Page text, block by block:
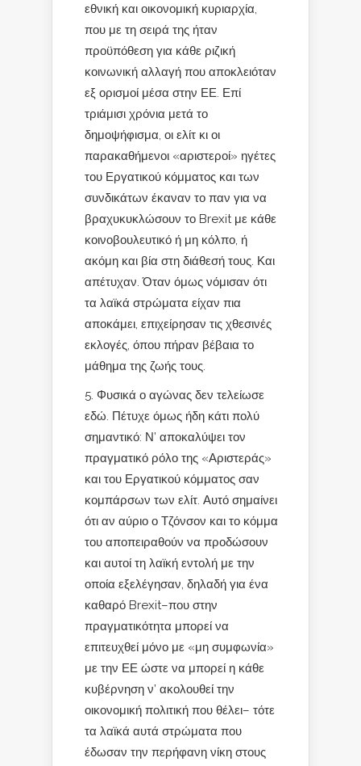
εθνική και οικονομική κυριαρχία,
που με τη σειρά της ήταν
προϋπόθεση για κάθε ριζική
κοινωνική αλλαγή που αποκλειόταν
εξ ορισμοί μέσα στην ΕΕ. Επί
τριάμισι χρόνια μετά το
δημοψήφισμα, οι ελίτ κι οι
παρακαθήμενοι «αριστεροί» ηγέτες
του Εργατικού κόμματος και των
συνδικάτων έκαναν το παν για να
βραχυκυκλώσουν το Brexit με κάθε
κοινοβουλευτικό ή μη κόλπο, ή
ακόμη και βία στη διάθεσή τους. Και
απέτυχαν. Όταν όμως νόμισαν ότι
τα λαϊκά στρώματα είχαν πια
αποκάμει, επιχείρησαν τις χθεσινές
εκλογές, όπου πήραν βέβαια το
μάθημα της ζωής τους.
5. Φυσικά ο αγώνας δεν τελείωσε
εδώ. Πέτυχε όμως ήδη κάτι πολύ
σημαντικό: Ν’ αποκαλύψει τον
πραγματικό ρόλο της «Αριστεράς»
και του Εργατικού κόμματος σαν
κομπάρσων των ελίτ. Αυτό σημαίνει
ότι αν αύριο ο Τζόνσον και το κόμμα
του αποπειραθούν να προδώσουν
και αυτοί τη λαϊκή εντολή με την
οποία εξελέγησαν, δηλαδή για ένα
καθαρό Brexit–που στην
πραγματικότητα μπορεί να
επιτευχθεί μόνο με «μη συμφωνία»
με την ΕΕ ώστε να μπορεί η κάθε
κυβέρνηση ν’ ακολουθεί την
οικονομική πολιτική που θέλει– τότε
τα λαϊκά αυτά στρώματα που
έδωσαν την περήφανη νίκη στους